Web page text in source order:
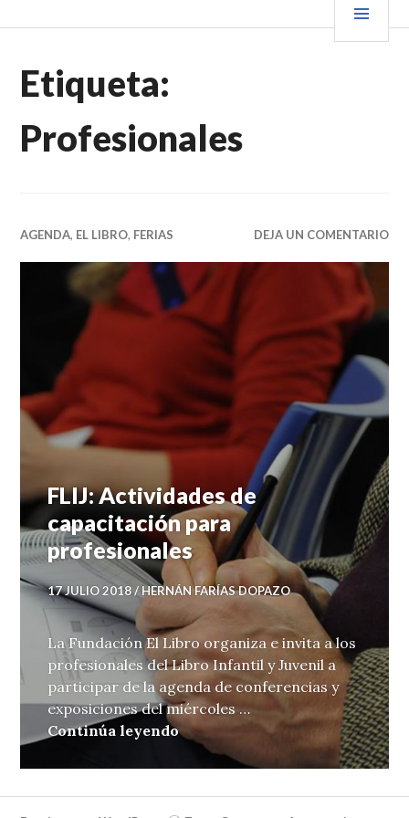
al VENDER+LIBROS NOTICIAS
Etiqueta:
Profesionales
AGENDA, EL LIBRO, FERIAS DEJA UN COMENTARIO
FLIJ: Actividades de
capacitación para
profesionales
17 JULIO 2018 HERNÁN FARÍAS DOPAZO
La Fundación El Libro organiza e invita a los
profesionales del Libro Infantil y Juvenil a
participar de la agenda de conferencias y
exposiciones del miércoles …
Continúa leyendoFLIJ: Actividades de